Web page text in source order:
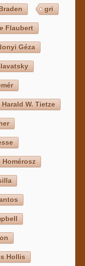
gri
Flaubert
Géza
Harald W. Tietze
Homérosz
Hollis